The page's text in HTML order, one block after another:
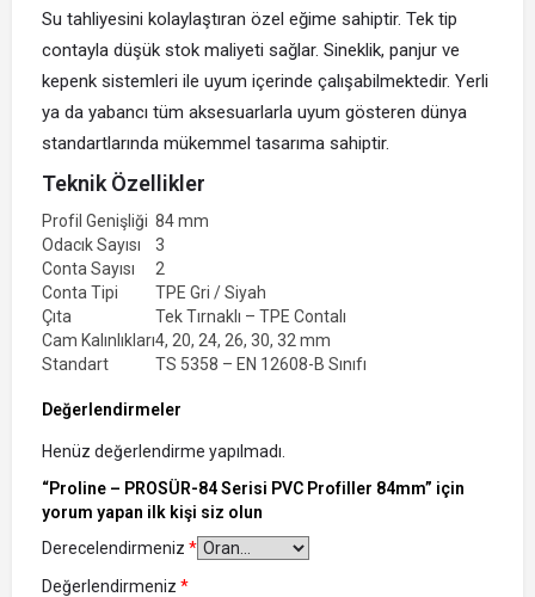
Su tahliyesini kolaylaştıran özel eğime sahiptir. Tek tip
contayla düşük stok maliyeti sağlar. Sineklik, panjur ve
kepenk sistemleri ile uyum içerinde çalışabilmektedir. Yerli
ya da yabancı tüm aksesuarlarla uyum gösteren dünya
standartlarında mükemmel tasarıma sahiptir.
Teknik Özellikler
Profil Genişliği 84 mm
Odacık Sayısı
3
Conta Sayısı
2
Conta Tipi
TPE Gri / Siyah
Çıta
Tek Tırnaklı – TPE Contalı
Cam Kalınlıkları4, 20, 24, 26, 30, 32 mm
Standart
TS 5358 – EN 12608-B Sınıfı
Değerlendirmeler
Henüz değerlendirme yapılmadı.
“Proline – PROSÜR-84 Serisi PVC Profiller 84mm” için
yorum yapan ilk kişi siz olun
Derecelendirmeniz *
Değerlendirmeniz *